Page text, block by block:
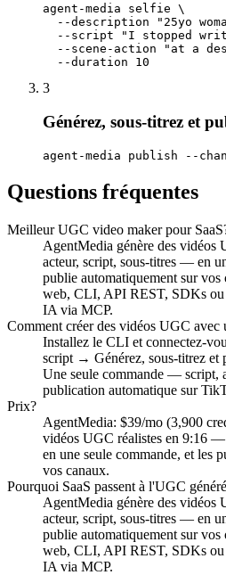
agent-media selfie \
--description "25yo
--script "I stopped
--scene-action "at a
  --duration 10
3
Générez, sous-titrez et
agent-media publish --
Questions fréquentes
Meilleur UGC video maker pour
AgentMedia génère des
acteur, script, sous-titres — en
publie automatiquement sur
web, CLI, API REST, SDKs ou
IA via MCP.
Comment créer des vidéos UGC
Installez le CLI et connectez-
script → Générez, sous-titrez et
Une seule commande — script,
publication automatique sur
Prix?
AgentMedia: $39/mo (3,900
vidéos UGC réalistes en 9:16
en une seule commande, et les
vos canaux.
Pourquoi SaaS passent à l'UGC
AgentMedia génère des
acteur, script, sous-titres — en
publie automatiquement sur
web, CLI, API REST, SDKs ou
IA via MCP.